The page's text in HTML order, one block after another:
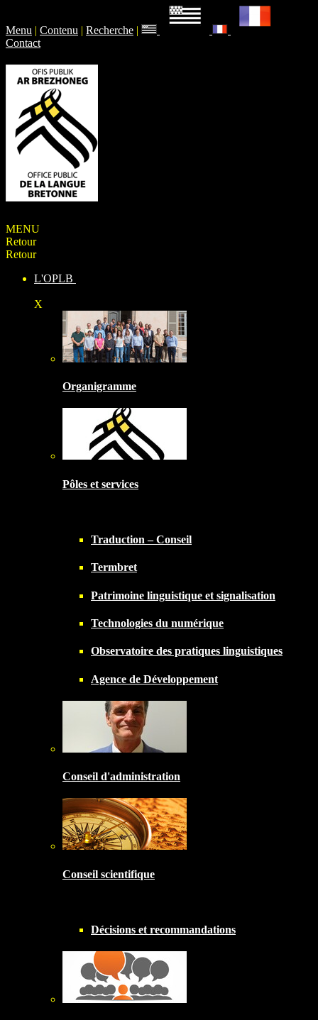
Menu | Contenu | Recherche |
Contact
MENU
Retour
Retour
L'OPLB
X
Organigramme
Pôles et services
Traduction – Conseil
Termbret
Patrimoine linguistique et signalisation
Technologies du numérique
Observatoire des pratiques linguistiques
Agence de Développement
Conseil d'administration
Conseil scientifique
Décisions et recommandations